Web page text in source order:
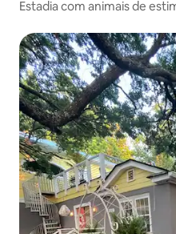
Estadia com animais de